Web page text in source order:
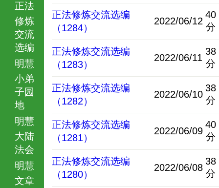
正法
修炼
交流
选编
明慧
小弟
子园
地
明慧
大陆
法会
明慧
文章
正法修炼交流选编
（1284）
2022/06/12
40
分
正法修炼交流选编
（1283）
2022/06/11
38
分
正法修炼交流选编
（1282）
2022/06/10
38
分
正法修炼交流选编
（1281）
2022/06/09
40
分
正法修炼交流选编
（1280）
2022/06/08
38
分